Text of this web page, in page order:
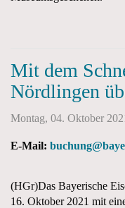
Mit dem
Nördlingen
Montag, 04. Oktober
(HGr)Das Bayerische
16. Oktober 2021 mit
E-Mail: